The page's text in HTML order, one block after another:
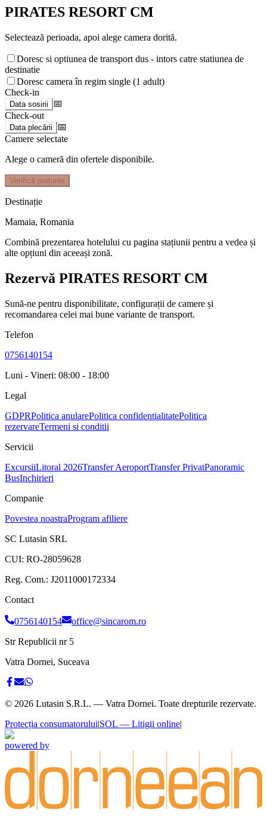
PIRATES RESORT CM
Selectează perioada, apoi alege camera dorită.
Doresc si optiunea de transport dus - intors catre statiunea de
destinatie
Doresc camera în regim single (1 adult)
Check-in
Data sosirii
📅
Check-out
Data plecării
📅
Camere selectate
Alege o cameră din ofertele disponibile.
Verifică prețurile
Destinație
Mamaia, Romania
Combină prezentarea hotelului cu pagina stațiunii pentru a vedea și
alte opțiuni din aceeași zonă.
Rezervă PIRATES RESORT CM
Sună-ne pentru disponibilitate, configurații de camere și
recomandarea celei mai bune variante de transport.
Telefon
0756140154
Luni - Vineri: 08:00 - 18:00
Legal
GDPRPolitica anularePolitica confidentialitatePolitica
rezervareTermeni si conditii
Servicii
ExcursiiLitoral 2026Transfer AeroportTransfer PrivatPanoramic
BusInchirieri
Companie
Povestea noastraProgram afiliere
SC Lutasin SRL
CUI: RO-28059628
Reg. Com.: J2011000172334
Contact
0756140154
office@sincarom.ro
Str Republicii nr 5
Vatra Dornei, Suceava
© 2026 Lutasin S.R.L. — Vatra Dornei. Toate drepturile rezervate.
Protecția consumatorului|SOL — Litigii online|
powered by